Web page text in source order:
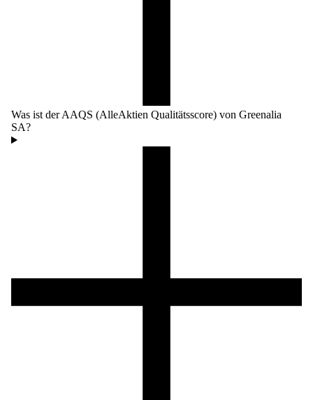
Was ist der AAQS (AlleAktien Qualitätsscore) von Greenalia
SA?